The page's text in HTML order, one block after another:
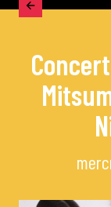
Accueil
La
Les
Les